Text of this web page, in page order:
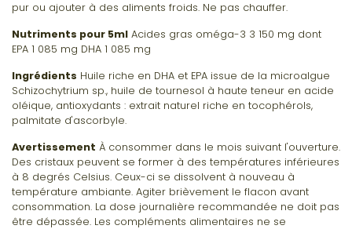
pur ou ajouter à des aliments froids. Ne pas chauffer.
Nutriments pour 5ml Acides gras oméga-3 3 150 mg dont
EPA 1 085 mg DHA 1 085 mg
Ingrédients Huile riche en DHA et EPA issue de la microalgue
Schizochytrium sp., huile de tournesol à haute teneur en acide
oléique, antioxydants : extrait naturel riche en tocophérols,
palmitate d'ascorbyle.
Avertissement À consommer dans le mois suivant l'ouverture.
Des cristaux peuvent se former à des températures inférieures
à 8 degrés Celsius. Ceux-ci se dissolvent à nouveau à
température ambiante. Agiter brièvement le flacon avant
consommation. La dose journalière recommandée ne doit pas
être dépassée. Les compléments alimentaires ne se